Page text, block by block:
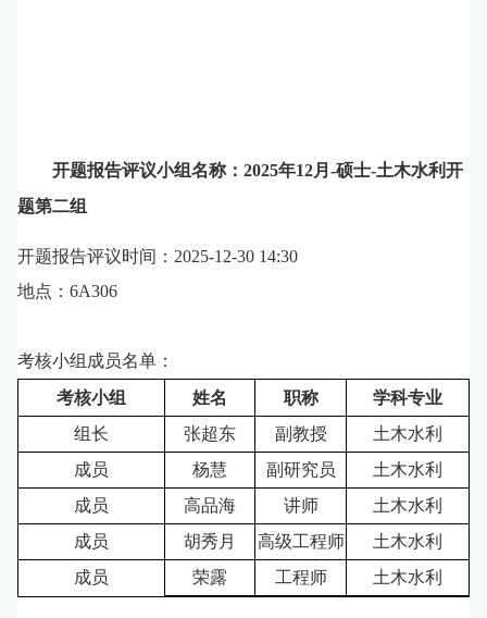
开题报告评议小组名称：2025年12月-硕士-土木水利开
题第二组
开题报告评议时间：2025-12-30 14:30
地点：6A306
考核小组成员名单：
考核小组
姓名 职称
学科专业
组长
张超东 副教授
土木水利
成员
杨慧 副研究员
土木水利
成员
高品海 讲师
土木水利
成员
胡秀月 高级工程师
土木水利
成员
荣露 工程师 土木水利